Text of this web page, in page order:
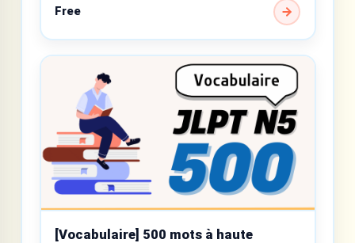
Free
[Vocabulaire] 500 mots à haute